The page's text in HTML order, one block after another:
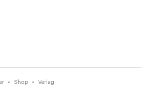
Shop Verlag